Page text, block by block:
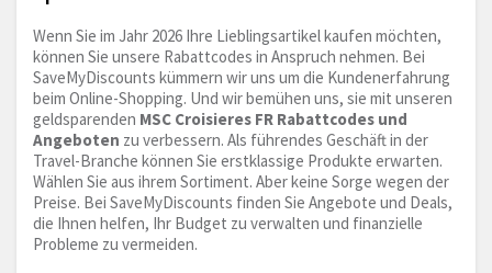
Wenn Sie im Jahr 2026 Ihre Lieblingsartikel kaufen möchten,
können Sie unsere Rabattcodes in Anspruch nehmen. Bei
SaveMyDiscounts kümmern wir uns um die Kundenerfahrung
beim Online-Shopping. Und wir bemühen uns, sie mit unseren
geldsparenden MSC Croisieres FR Rabattcodes und
Angeboten zu verbessern. Als führendes Geschäft in der
Travel-Branche können Sie erstklassige Produkte erwarten.
Wählen Sie aus ihrem Sortiment. Aber keine Sorge wegen der
Preise. Bei SaveMyDiscounts finden Sie Angebote und Deals,
die Ihnen helfen, Ihr Budget zu verwalten und finanzielle
Probleme zu vermeiden.